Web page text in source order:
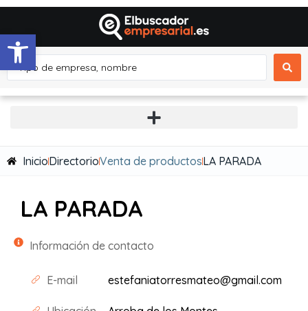
Abrir barra de herramientas
InicioDirectorioVenta de productosLA PARADA
LA PARADA
Información de contacto
E-mail estefaniatorresmateo@gmail.com